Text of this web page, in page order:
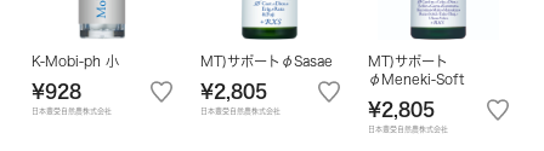
K-Mobi-ph 小
¥928
日本豊受自然農株式会社
MT)サポートφSasae
¥2,805
日本豊受自然農株式会社
MT)サポート
φMeneki-Soft
¥2,805
日本豊受自然農株式会社